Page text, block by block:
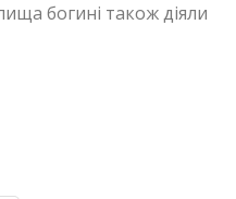
богині також діяли